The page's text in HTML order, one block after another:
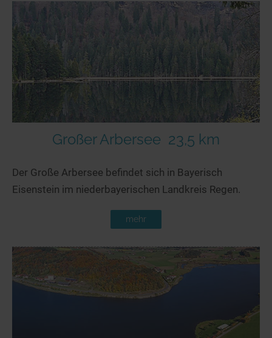
Glamping
Seen in Europa
Österreich
Schweiz
Frankreich
Niederlande
Schweden
NorwegenGroßer Arbersee 23,5 km
Der Große Arbersee befindet sich in Bayerisch
Eisenstein im niederbayerischen Landkreis Regen.
mehr